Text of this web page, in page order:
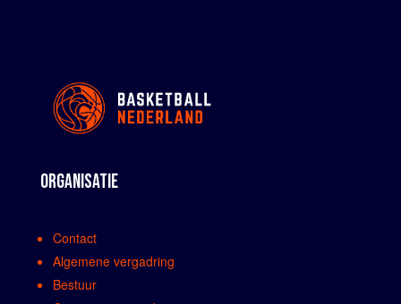
ORGANISATIE
Contact
Algemene vergadring
Bestuur